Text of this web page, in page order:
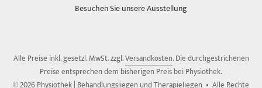
Besuchen Sie unsere Ausstellung
Alle Preise inkl. gesetzl. MwSt. zzgl.Versandkosten. Die durchgestrichenen
Preise entsprechen dem bisherigen Preis bei Physiothek.
© 2026 Physiothek | Behandlungsliegen und Therapieliegen • Alle Rechte